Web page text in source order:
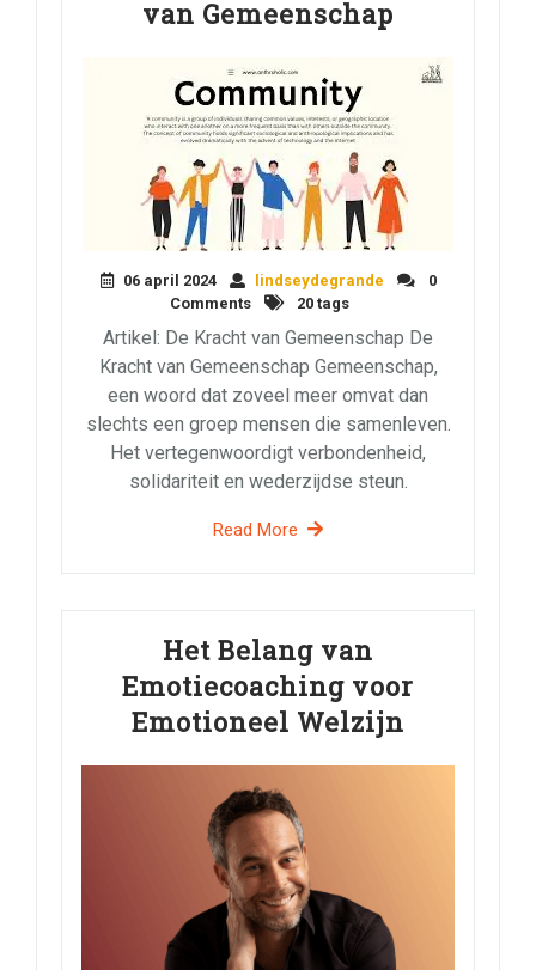
van Gemeenschap
06 april 2024 lindseydegrande
0
Comments
20 tags
Artikel: De Kracht van Gemeenschap De
Kracht van Gemeenschap Gemeenschap,
een woord dat zoveel meer omvat dan
slechts een groep mensen die samenleven.
Het vertegenwoordigt verbondenheid,
solidariteit en wederzijdse steun.
Read More
Het Belang van
Emotiecoaching voor
Emotioneel Welzijn